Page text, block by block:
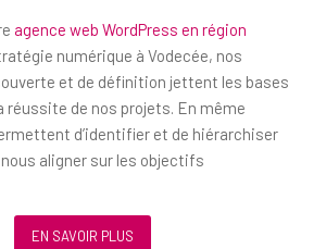
agence web WordPress en région
numérique à Vodecée, nos
et de définition jettent les bases
réussite de nos projets. En même
d’identifier et de hiérarchiser
aligner sur les objectifs
EN SAVOIR PLUS